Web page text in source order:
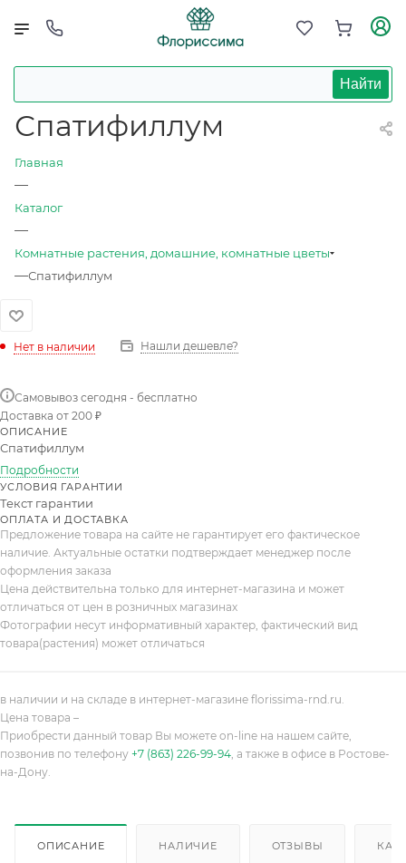
Найти
Спатифиллум
Главная
—
Каталог
—
Комнатные растения, домашние, комнатные цветы
—Спатифиллум
Нет в наличии Нашли дешевле?
Самовывоз сегодня - бесплатно
Доставка от 200 ₽
ОПИСАНИЕ
Спатифиллум
Подробности
УСЛОВИЯ ГАРАНТИИ
Текст гарантии
ОПЛАТА И ДОСТАВКА
Предложение товара на сайте не гарантирует его фактическое
наличие. Актуальные остатки подтверждает менеджер после
оформления заказа
Цена действительна только для интернет-магазина и может
отличаться от цен в розничных магазинах
Фотографии несут информативный характер, фактический вид
товара(растения) может отличаться
в наличии и на складе в интернет-магазине florissima-rnd.ru.
Цена товара –
Приобрести данный товар Вы можете on-line на нашем сайте,
позвонив по телефону +7 (863) 226-99-94, а также в офисе в Ростове-
на-Дону.
ОПИСАНИЕ НАЛИЧИЕ ОТЗЫВЫ КАК